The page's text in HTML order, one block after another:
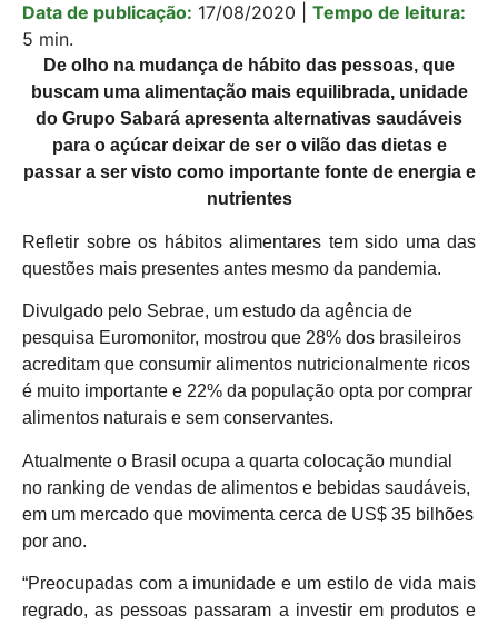
Data de publicação: 17/08/2020
Tempo de leitura:
5 min.
De olho na mudança de hábito das pessoas, que
buscam uma alimentação mais equilibrada, unidade
do Grupo Sabará apresenta alternativas saudáveis
para o açúcar deixar de ser o vilão das dietas e
passar a ser visto como importante fonte de energia e
nutrientes
Refletir sobre os hábitos alimentares tem sido uma das
questões mais presentes antes mesmo da pandemia.
Divulgado pelo Sebrae, um estudo da agência de
pesquisa Euromonitor, mostrou que 28% dos brasileiros
acreditam que consumir alimentos nutricionalmente ricos
é muito importante e 22% da população opta por comprar
alimentos naturais e sem conservantes.
Atualmente o Brasil ocupa a quarta colocação mundial
no ranking de vendas de alimentos e bebidas saudáveis,
em um mercado que movimenta cerca de US$ 35 bilhões
por ano.
“Preocupadas com a imunidade e um estilo de vida mais
regrado, as pessoas passaram a investir em produtos e